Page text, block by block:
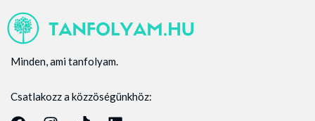
Minden, ami tanfolyam.
Csatlakozz a közzöségünkhöz: